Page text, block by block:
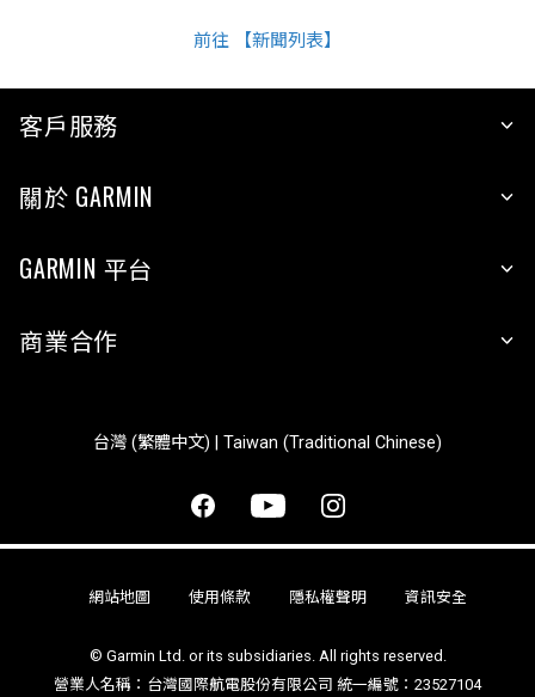
前往 【新聞列表】
客戶服務
關於 GARMIN
GARMIN 平台
商業合作
台灣 (繁體中文) | Taiwan (Traditional Chinese)
© Garmin Ltd. or its subsidiaries. All rights reserved.
營業人名稱：台灣國際航電股份有限公司 統一編號：23527104
網站地圖 使用條款 隱私權聲明 資訊安全